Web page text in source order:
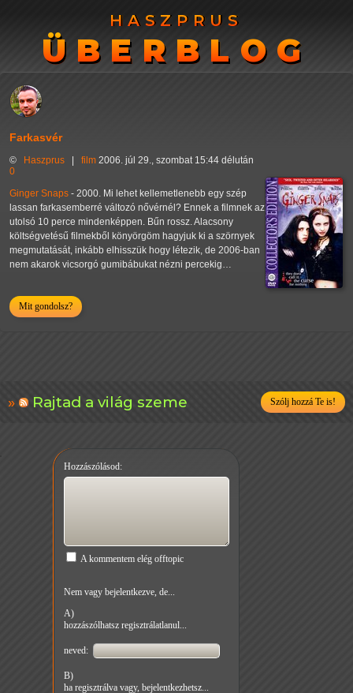
HASZPRUS
ÜBERBLOG
HASZPRUS
ÜBERBLOG
Farkasvér
© Haszprus film 2006. júl 29., szombat 15:44 délután
0
Ginger Snaps - 2000. Mi lehet kellemetlenebb egy szép
lassan farkasemberré változó nővérnél? Ennek a filmnek az
utolsó 10 perce mindenképpen. Bűn rossz. Alacsony
költségvetésű filmekből könyörgöm hagyjuk ki a szörnyek
megmutatását, inkább elhisszük hogy létezik, de 2006-ban
nem akarok vicsorgó gumibábukat nézni percekig…
Mit gondolsz?
Rajtad a világ szeme Szólj hozzá Te is!
Hozzászólásod:
A kommentem elég offtopic
Nem vagy bejelentkezve, de...
A)
hozzászólhatsz regisztrálatlanul...
neved:
B)
ha regisztrálva vagy, bejelentkezhetsz...